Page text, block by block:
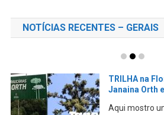
NOTÍCIAS RECENTES – GERAIS
TRILHA na
Janaina Orth
Aqui mostro